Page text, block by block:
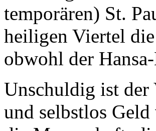
temporären) St.
heiligen Viertel
obwohl der
Unschuldig ist der
und selbstlos